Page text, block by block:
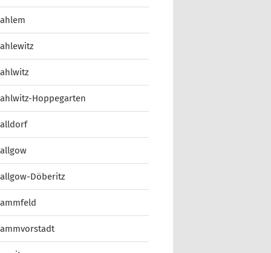
Hoppegarten
Döberitz